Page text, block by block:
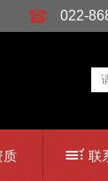
022-
质 联